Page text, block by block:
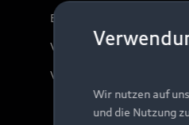
Bordbuch &
Verträge kündigen
Vertrag widerrufen
Wir nutzen auf
und die Nutzung